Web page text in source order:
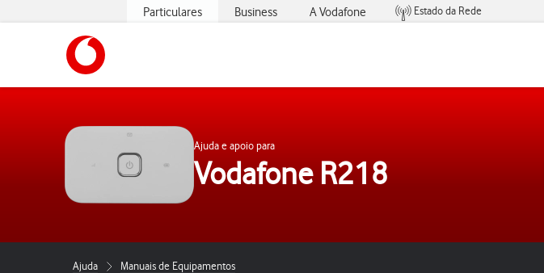
Particulares Business A Vodafone
Estado da Rede
Ajuda e apoio para
Vodafone R218
Ajuda Manuais de Equipamentos